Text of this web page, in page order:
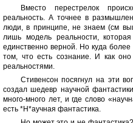
Вместо перестрелок
реальность. А точнее в
люди, в принципе, не знаем (см
лишь модель реальности,
единственно верной. Но куда
том, что есть сознание. И как
реальностями.
Стивенсон посягнул на эти
создал шедевр научной
много-много лет, и где слово
есть *Н*аучная фантастика.